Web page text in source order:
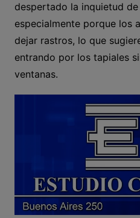
despertado la inquietud
especialmente porque los
dejar rastros, lo que
entrando por los tapiales
ventanas.